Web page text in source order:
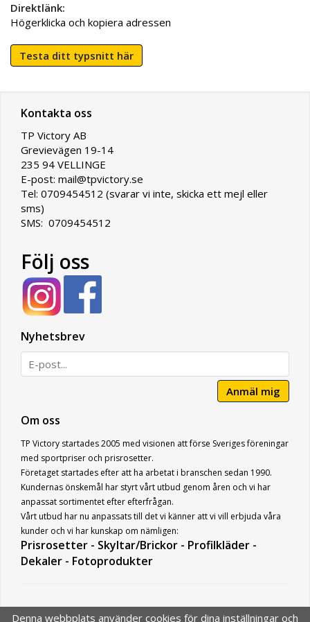
Direktlänk:
Högerklicka och kopiera adressen
Testa ditt typsnitt här
Kontakta oss
TP Victory AB
Grevievägen 19-14
235 94 VELLINGE
E-post: mail@tpvictory.se
Tel: 0709454512 (svarar vi inte, skicka ett mejl eller
sms)
SMS: 0709454512
Följ oss
Nyhetsbrev
Anmäl mig
Om oss
TP Victory startades 2005 med visionen att förse Sveriges föreningar
med sportpriser och prisrosetter.
Företaget startades efter att ha arbetat i branschen sedan 1990.
Kundernas önskemål har styrt vårt utbud genom åren och vi har
anpassat sortimentet efter efterfrågan.
Vårt utbud har nu anpassats till det vi känner att vi vill erbjuda våra
kunder och vi har kunskap om nämligen:
Prisrosetter - Skyltar/Brickor - Profilkläder -
Dekaler - Fotoprodukter
Denna webbplats använder cookies för dina inställningar och